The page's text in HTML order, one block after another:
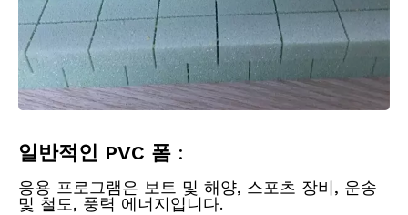
일반적인 PVC 폼 :
응용 프로그램은 보트 및 해양, 스포츠 장비, 운송
및 철도, 풍력 에너지입니다.